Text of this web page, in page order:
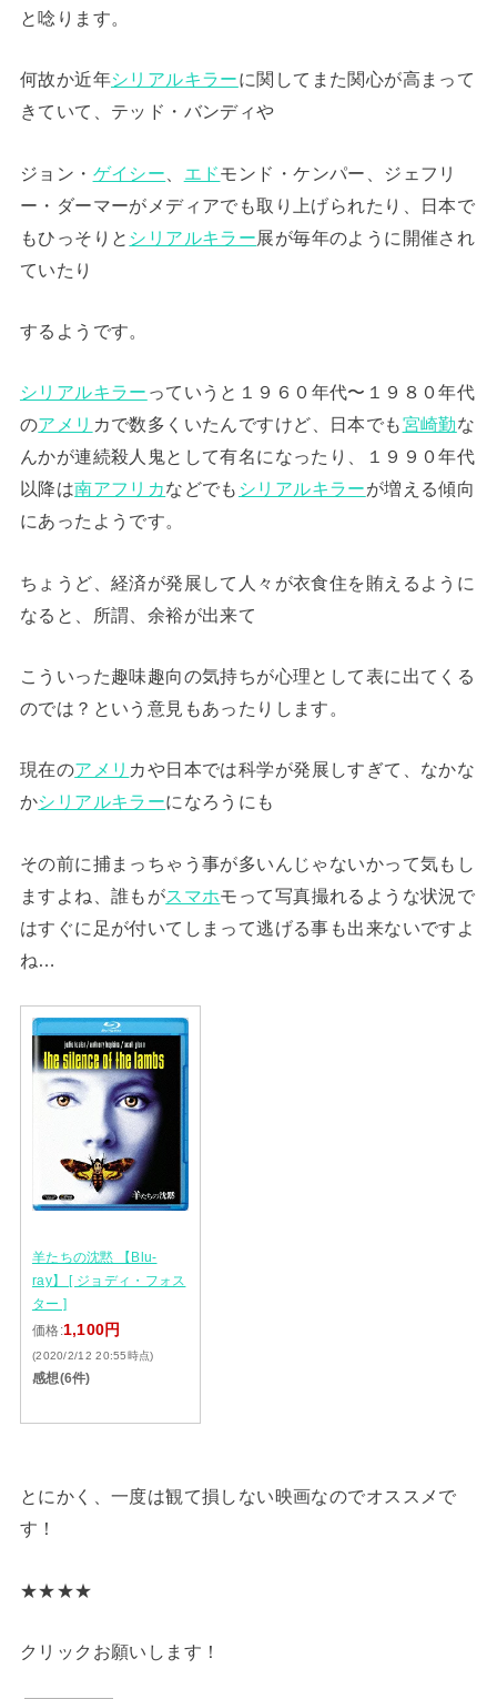
と唸ります。
何故か近年シリアルキラーに関してまた関心が高まって
きていて、テッド・バンディや
ジョン・ ゲイシー エドモンド・ケンパー、ジェフリ
ー・ダーマーがメディアでも取り上げられたり、日本で
もひっそりと シリアルキラー展が毎年のように開催され
ていたり
するようです。
シリアルキラー っていうと１９６０年代〜１９８０年代
のアメリ カで数多くいたんですけど、日本でも宮崎勤な
んかが連続殺人鬼として有名になったり、１９９０年代
以降は南アフリカなどでも シリアルキラーが増える傾向
にあったようです。
ちょうど、経済が発展して人々が衣食住を賄えるように
なると、所謂、余裕が出来て
こういった趣味趣向の気持ちが心理として表に出てくる
のでは？という意見もあったりします。
現在のアメリ カや日本では科学が発展しすぎて、なかな
かシリアルキラーになろうにも
その前に捕まっちゃう事が多いんじゃないかって気もし
ますよね、誰もがスマホモって写真撮れるような状況で
はすぐに足が付いてしまって逃げる事も出来ないですよ
ね…
羊たちの沈黙 【Blu-
ray】 [ ジョディ・フォス
ター ]
価格:1,100円
(2020/2/12 20:55時点)
感想(6件)
とにかく、一度は観て損しない映画なのでオススメで
す！
★★★★
クリックお願いします！